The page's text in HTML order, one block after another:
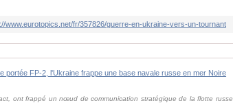
www.eurotopics.net/fr/357826/guerre-en-ukraine-vers-un-tournant
ont frappé un nœud de communication stratégique de la flotte russe